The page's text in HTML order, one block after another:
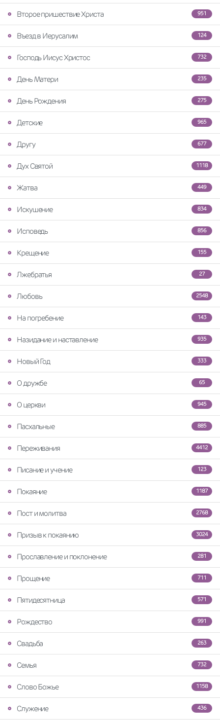
951
Второе пришествие Христа
124
Въезд в Иерусалим
732
Господь Иисус Христос
235
День Матери
275
День Рождения
965
Детские
677
Другу
1118
Дух Святой
449
Жатва
834
Искушение
856
Исповедь
155
Крещение
27
Лжебратья
2548
Любовь
143
На погребение
935
Назидание и наставление
333
Новый Год
65
О дружбе
945
О церкви
885
Пасхальные
4412
Переживания
123
Писание и учение
1187
Покаяние
2768
Пост и молитва
3024
Призыв к покаянию
281
Прославление и поклонение
711
Прощение
571
Пятидесятница
991
Рождество
263
Свадьба
732
Семья
1158
Слово Божье
436
Служение